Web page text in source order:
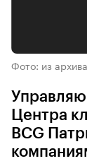
Фото: из
Центра
BCG